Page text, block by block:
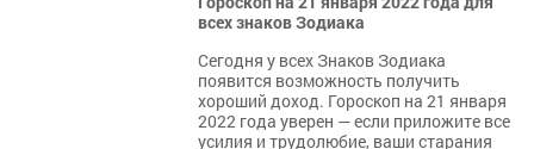
всех знаков Зодиака
Сегодня у всех Знаков Зодиака
появится возможность получить
хороший доход. Гороскоп на 21 января
2022 года уверен — если приложите все
усилия и трудолюбие, ваши старания